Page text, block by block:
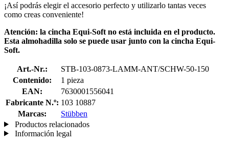
¡Así podrás elegir el accesorio perfecto y utilizarlo tantas veces
como creas conveniente!
Atención: la cincha Equi-Soft no está incluida en el producto.
Esta almohadilla solo se puede usar junto con la cincha Equi-
Soft.
Art.-Nr.:
STB-103-0873-LAMM-ANT/SCHW-50-150
Contenido:
1 pieza
EAN:
7630001556041
Fabricante N.º: 103 10887
Marcas:
Stübben
Productos relacionados
Información legal